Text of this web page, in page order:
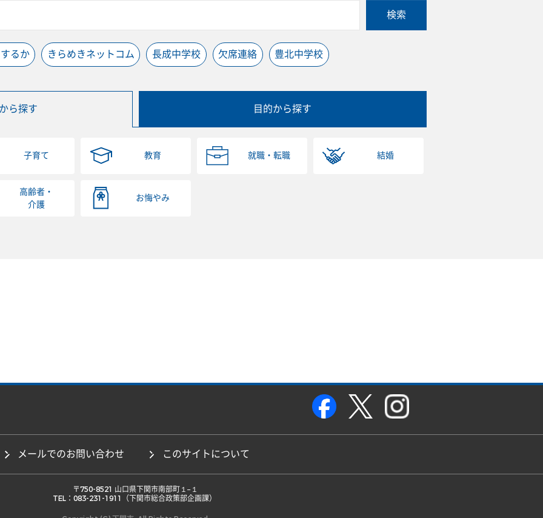
検索
るか きらめきネットコム 長成中学校 欠席連絡 豊北中学校
ら探す 目的から探す
子育て 教育 就職・転職 結婚
高齢者・
介護
お悔やみ
メールでのお問い合わせ このサイトについて
TEL：083-231-1911（下関市総合政策部企画課）